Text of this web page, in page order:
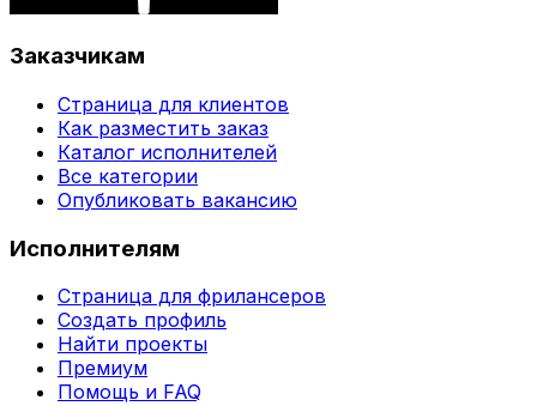
Заказчикам
Страница для клиентов
Как разместить заказ
Каталог исполнителей
Все категории
Опубликовать вакансию
Исполнителям
Страница для фрилансеров
Создать профиль
Найти проекты
Премиум
Помощь и FAQ